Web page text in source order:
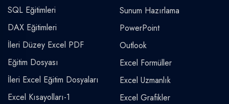
SQL Eğitimleri
DAX Eğitimleri
İleri Düzey Excel PDF
Eğitim Dosyası
İleri Excel Eğitim Dosyaları
Excel Kısayolları-1
Sunum Hazırlama
PowerPoint
Outlook
Excel Formüller
Excel Uzmanlık
Excel Grafikler